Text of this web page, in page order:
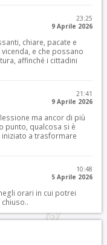
23:25
9 Aprile 2026
chiare, pacate e
e che possano
affinché i cittadini
21:41
9 Aprile 2026
ma ancor di più
punto, qualcosa si è
a trasformare
10:48
5 Aprile 2026
orari in cui potrei